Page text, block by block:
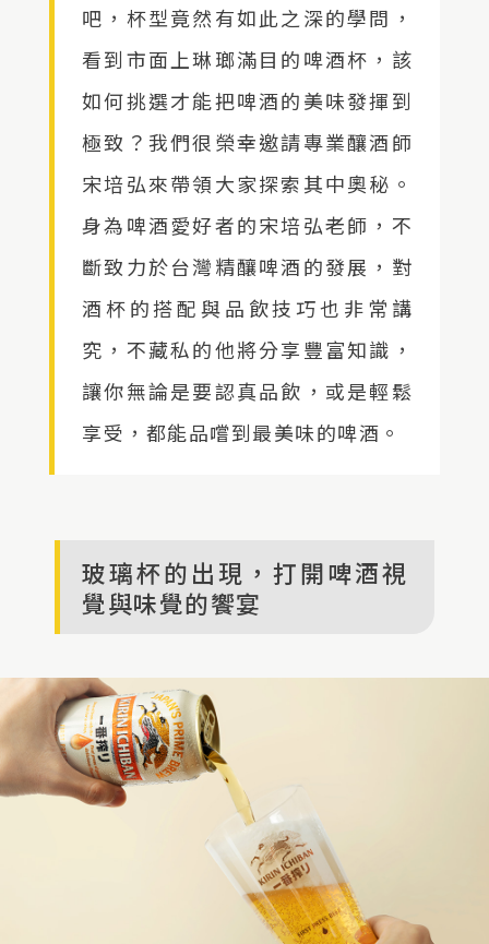
吧，杯型竟然有如此之深的學問，
看到市面上琳瑯滿目的啤酒杯，該
如何挑選才能把啤酒的美味發揮到
極致？我們很榮幸邀請專業釀酒師
宋培弘來帶領大家探索其中奧秘。
身為啤酒愛好者的宋培弘老師，不
斷致力於台灣精釀啤酒的發展，對
酒杯的搭配與品飲技巧也非常講
究，不藏私的他將分享豐富知識，
讓你無論是要認真品飲，或是輕鬆
享受，都能品嚐到最美味的啤酒。
玻璃杯的出現，打開啤酒視
覺與味覺的饗宴